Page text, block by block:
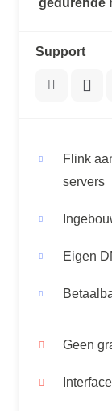
Support
Flink
servers
Eigen
Geen